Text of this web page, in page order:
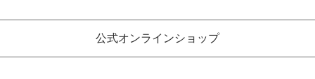
公式オンラインショップ